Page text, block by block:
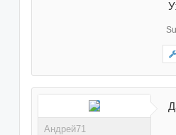
Андрей71